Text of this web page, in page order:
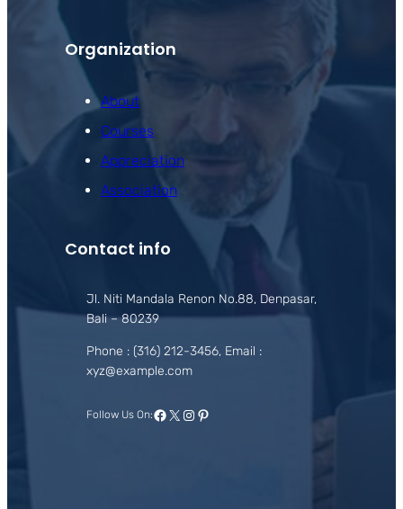
Organization
About
Courses
Appreciation
Association
Contact info
Jl. Niti Mandala Renon No.88, Denpasar,
Bali – 80239
Phone : (316) 212-3456, Email :
xyz@example.com
Follow Us On:Facebook
X Instagram
Pinterest